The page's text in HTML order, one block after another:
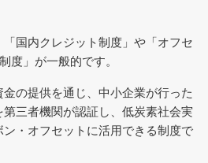
国内クレジット制度」や「オフセ
度」が一般的です。
の提供を通じ、中小企業が行った
三者機関が認証し、低炭素社会実
・オフセットに活用できる制度で